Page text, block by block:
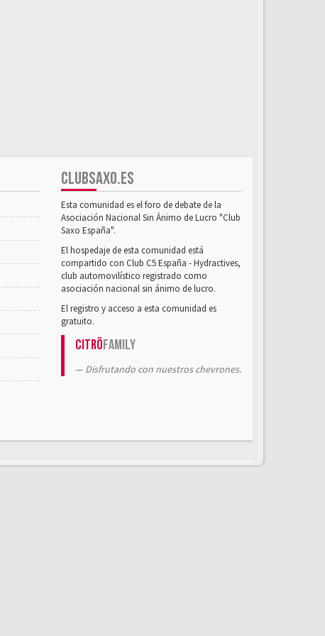
CLUBSAXO.ES
Esta comunidad es el foro de debate de la
Asociación Nacional Sin Ánimo de Lucro "Club
Saxo España".
El hospedaje de esta comunidad está
compartido con Club C5 España - Hydractives,
club automovilístico registrado como
asociación nacional sin ánimo de lucro.
El registro y acceso a esta comunidad es
gratuito.
CitröFamily
Disfrutando con nuestros chevrones.